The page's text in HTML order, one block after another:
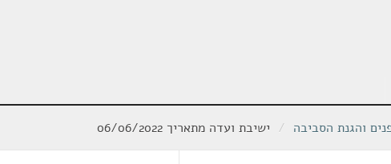
והגנת הסביבה / ישיבת ועדה מתאריך 06/06/2022